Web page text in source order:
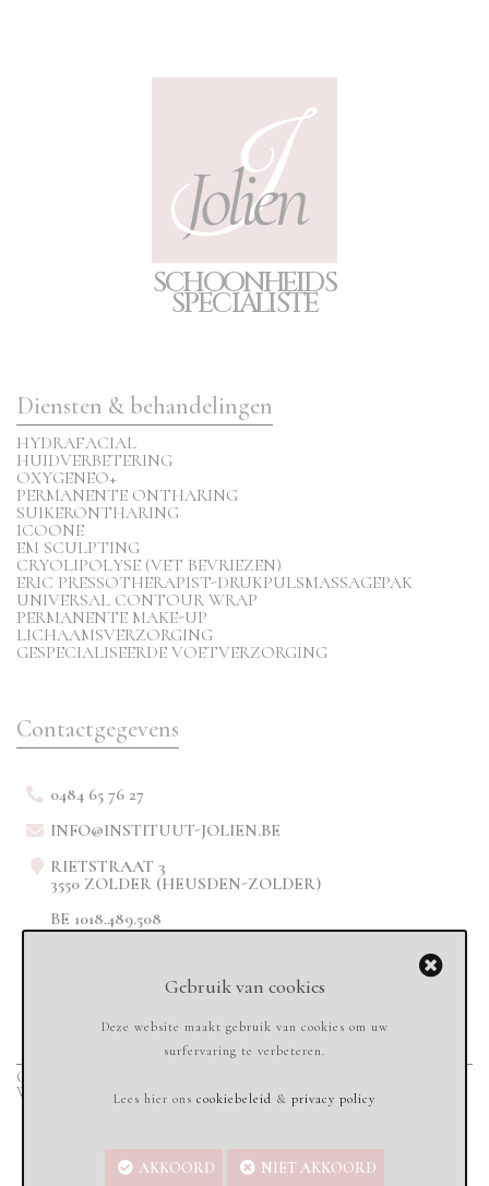
SCHOONHEIDS
SPECIALISTE
Diensten & behandelingen
HYDRAFACIAL
HUIDVERBETERING
OXYGENEO+
PERMANENTE ONTHARING
SUIKERONTHARING
ICOONE
EM SCULPTING
CRYOLIPOLYSE (VET BEVRIEZEN)
ERIC PRESSOTHERAPIST-DRUKPULSMASSAGEPAK
UNIVERSAL CONTOUR WRAP
PERMANENTE MAKE-UP
LICHAAMSVERZORGING
GESPECIALISEERDE VOETVERZORGING
Contactgegevens
0484 65 76 27
INFO@INSTITUUT-JOLIEN.BE
RIETSTRAAT 3
3550 ZOLDER (HEUSDEN-ZOLDER)
BE 1018.489.508
Copyright © 2020
Webdesign & Marketing
Gebruik van cookies
Deze website maakt gebruik van cookies om uw
surfervaring te verbeteren.
Lees hier ons cookiebeleid & privacy policy
AKKOORD NIET AKKOORD